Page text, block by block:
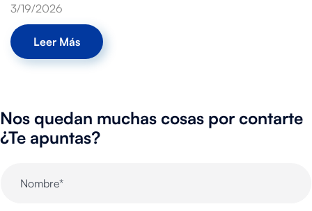
3/19/2026
Leer Más
Nos quedan muchas cosas por contarte
¿Te apuntas?